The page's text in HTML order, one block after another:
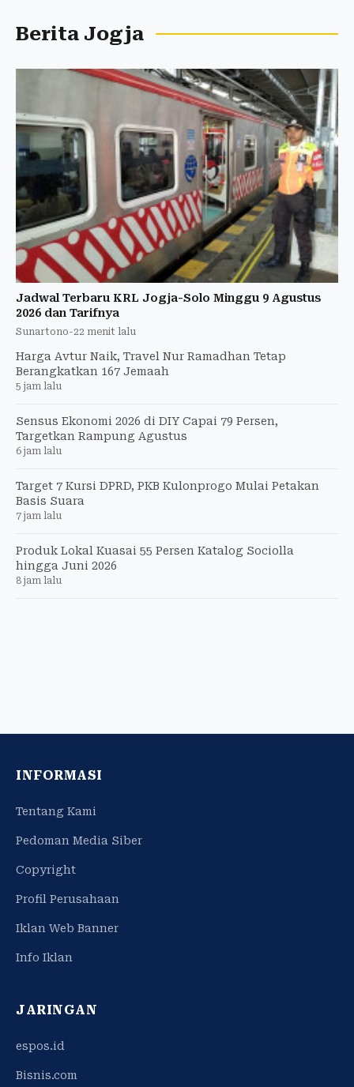
Berita Jogja
Jadwal Terbaru KRL Jogja-Solo Minggu 9 Agustus
2026 dan Tarifnya
Sunartono-22 menit lalu
Harga Avtur Naik, Travel Nur Ramadhan Tetap
Berangkatkan 167 Jemaah
5 jam lalu
Sensus Ekonomi 2026 di DIY Capai 79 Persen,
Targetkan Rampung Agustus
6 jam lalu
Target 7 Kursi DPRD, PKB Kulonprogo Mulai Petakan
Basis Suara
7 jam lalu
Produk Lokal Kuasai 55 Persen Katalog Sociolla
hingga Juni 2026
8 jam lalu
INFORMASI
Tentang Kami
Pedoman Media Siber
Copyright
Profil Perusahaan
Iklan Web Banner
Info Iklan
JARINGAN
espos.id
Bisnis.com